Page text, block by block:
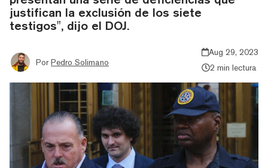
justifican la exclusión de los siete
testigos", dijo el DOJ.
Por Pedro Solimano
Aug 29, 2023
2 min lectura